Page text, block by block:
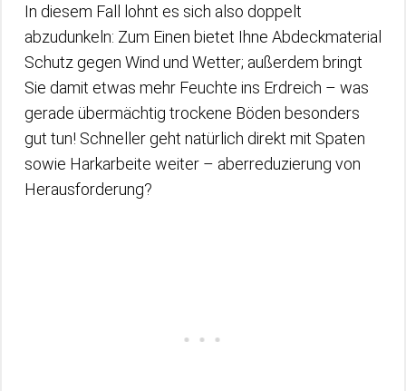
In diesem Fall lohnt es sich also doppelt
abzudunkeln: Zum Einen bietet Ihne Abdeckmaterial
Schutz gegen Wind und Wetter; außerdem bringt
Sie damit etwas mehr Feuchte ins Erdreich – was
gerade übermächtig trockene Böden besonders
gut tun! Schneller geht natürlich direkt mit Spaten
sowie Harkarbeite weiter – aberreduzierung von
Herausforderung?